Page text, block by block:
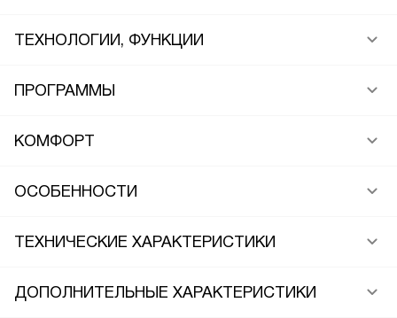
ТЕХНОЛОГИИ, ФУНКЦИИ
ПРОГРАММЫ
КОМФОРТ
ОСОБЕННОСТИ
ТЕХНИЧЕСКИЕ ХАРАКТЕРИСТИКИ
ДОПОЛНИТЕЛЬНЫЕ ХАРАКТЕРИСТИКИ